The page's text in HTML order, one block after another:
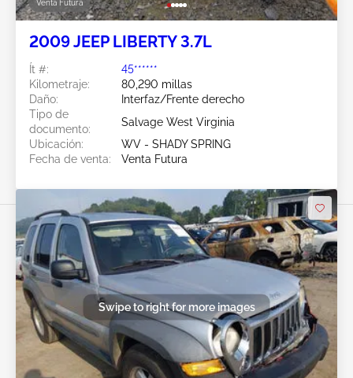
Venta Futura
2009 JEEP LIBERTY 3.7L
Ít #:
45******
Kilometraje:
80,290 millas
Daño:
Interfaz/Frente derecho
Tipo de
documento:
Salvage West Virginia
Ubicación:
WV - SHADY SPRING
Fecha de venta:
Venta Futura
Swipe to right for more images